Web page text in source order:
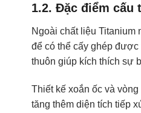
1.2. Đặc điểm cấu
Ngoài chất liệu Titanium
để có thể cấy ghép
thuôn giúp kích thích sự
Thiết kế xoắn ốc và
tăng thêm diện tích tiếp